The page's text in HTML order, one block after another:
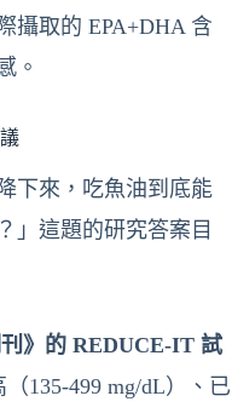
攝取的 EPA+DHA 含
。
下來，吃魚油到底能
」這題的研究答案目
》的 REDUCE-IT 試
135-499 mg/dL）、已